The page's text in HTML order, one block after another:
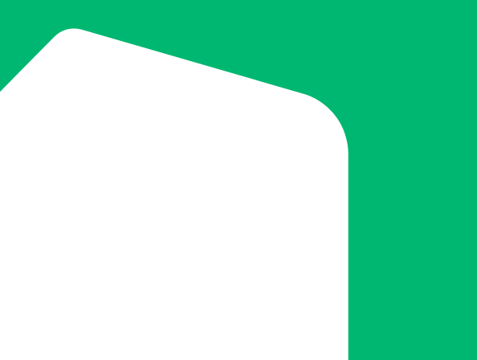
을 구체적으로 정하는 단계입니다. 체계적인 계획은 작업의 효율성을 높이고, 고객
최적의 계획을 수립하며, 법적 요건과 안전 수칙을 준수합니다.
효율과 고객 만족도를 높이는 핵심 요소입니다 — 마포 유품정리 전문 업체(2025).